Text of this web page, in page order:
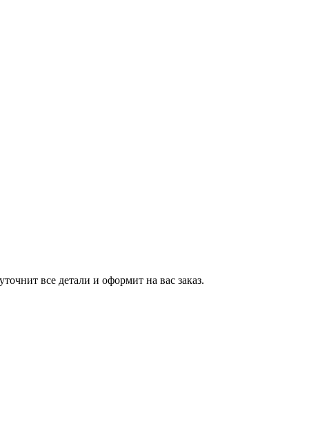
все детали и оформит на вас заказ.